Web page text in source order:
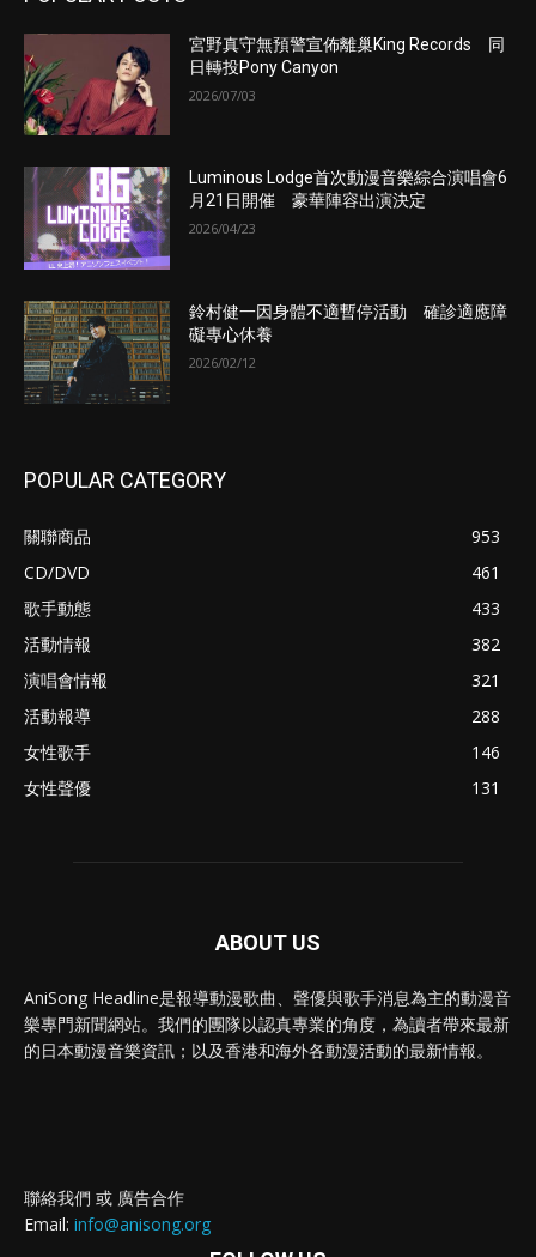
宮野真守無預警宣佈離巢King Records 同
日轉投Pony Canyon
2026/07/03
Luminous Lodge首次動漫音樂綜合演唱會6
月21日開催 豪華陣容出演決定
2026/04/23
鈴村健一因身體不適暫停活動 確診適應障
礙專心休養
2026/02/12
POPULAR CATEGORY
關聯商品
953
CD/DVD
461
歌手動態
433
活動情報
382
演唱會情報
321
活動報導
288
女性歌手
146
女性聲優
131
ABOUT US
AniSong Headline是報導動漫歌曲、聲優與歌手消息為主的動漫音
樂專門新聞網站。我們的團隊以認真專業的角度，為讀者帶來最新
的日本動漫音樂資訊；以及香港和海外各動漫活動的最新情報。
聯絡我們 或 廣告合作
Email: info@anisong.org